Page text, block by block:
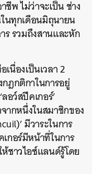
พ ไม่ว่าจะเป็น ช่าง
นทุกเดือนมิถุนายน
ร รวมถึงสานและหัก
นื่องเป็นเวลา 2
ฎกติกาในการอยู่
อว์สปีคเกอร์’
ากหนึ่งในสมาชิกของ
มีวาระในการ
กอร์มีหน้าที่ในการ
ชาวไอซ์แลนด์รู้โดย